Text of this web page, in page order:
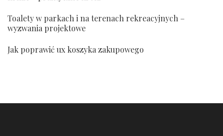
Toalety w parkach i na terenach rekreacyjnych –
wyzwania projektowe
Jak poprawić ux koszyka zakupowego